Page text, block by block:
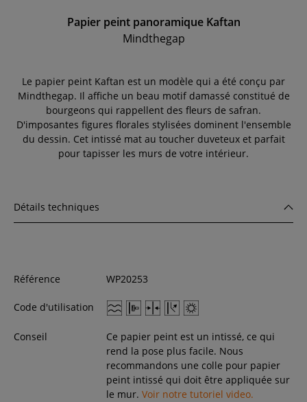
Papier peint panoramique Kaftan
Mindthegap
Le papier peint Kaftan est un modèle qui a été conçu par
Mindthegap. Il affiche un beau motif damassé constitué de
bourgeons qui rappellent des fleurs de safran.
D'imposantes figures florales stylisées dominent l'ensemble
du dessin. Cet intissé mat au toucher duveteux et parfait
pour tapisser les murs de votre intérieur.
Détails techniques
Référence WP20253
Code d'utilisation
Conseil
Ce papier peint est un intissé, ce qui
rend la pose plus facile. Nous
recommandons une colle pour papier
peint intissé qui doit être appliquée sur
le mur. Voir notre tutoriel video.